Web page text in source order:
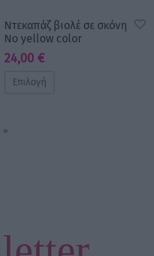
Ντεκαπάζ βιολέ σε σκόνη
No yellow color
24,00 €
Επιλογή